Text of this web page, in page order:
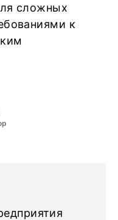
сложных
к